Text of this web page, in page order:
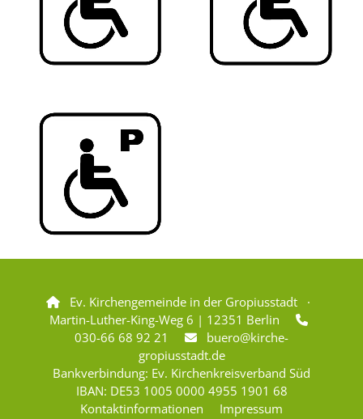

Ev. Kirchengemeinde in der Gropiusstadt ·
Martin-Luther-King-Weg 6 | 12351 Berlin

030-66 68 92 21 
buero@kirche-
gropiusstadt.de
Bankverbindung: Ev. Kirchenkreisverband Süd
IBAN: DE53 1005 0000 4955 1901 68
Kontaktinformationen
Impressum